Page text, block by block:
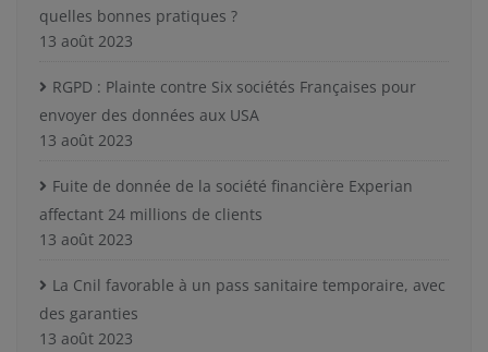
quelles bonnes pratiques ?
13 août 2023
RGPD : Plainte contre Six sociétés Françaises pour
envoyer des données aux USA
13 août 2023
Fuite de donnée de la société financière Experian
affectant 24 millions de clients
13 août 2023
La Cnil favorable à un pass sanitaire temporaire, avec
des garanties
13 août 2023